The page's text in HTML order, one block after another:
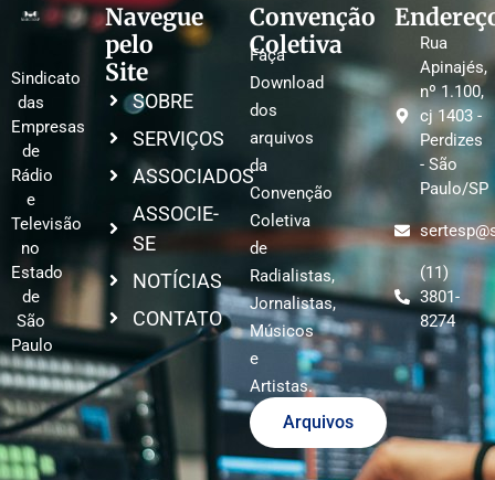
Sindicato
das
Empresas
de
Rádio
e
Televisão
no
Estado
de
São
Paulo
Navegue
pelo
Site
SOBRE
SERVIÇOS
ASSOCIADOS
ASSOCIE-
SE
NOTÍCIAS
CONTATO
Convenção
Coletiva
Faça
Download
dos
arquivos
da
Convenção
Coletiva
de
Radialistas,
Jornalistas,
Músicos
e
Artistas.
Arquivos
Rua
Apinajés,
nº 1.100,
cj 1403 -
Perdizes
- São
Paulo/SP
(11)
3801-
8274